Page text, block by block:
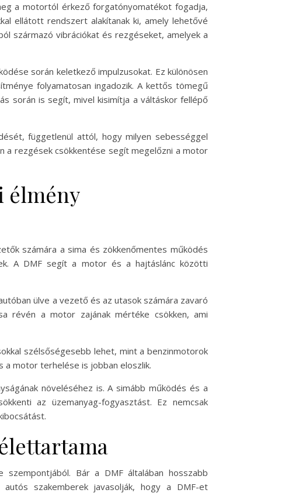
a motortól érkező forgatónyomatékot fogadja,
ellátott rendszert alakítanak ki, amely lehetővé
származó vibrációkat és rezgéseket, amelyek a
során keletkező impulzusokat. Ez különösen
folyamatosan ingadozik. A kettős tömegű
során is segít, mivel kisimítja a váltáskor fellépő
függetlenül attól, hogy milyen sebességgel
a rezgések csökkentése segít megelőzni a motor
élmény
számára a sima és zökkenőmentes működés
A DMF segít a motor és a hajtáslánc közötti
ülve a vezető és az utasok számára zavaró
révén a motor zajának mértéke csökken, ami
szélsőségesebb lehet, mint a benzinmotorok
a motor terhelése is jobban eloszlik.
növeléséhez is. A simább működés és a
az üzemanyag-fogyasztást. Ez nemcsak
Bár a DMF általában hosszabb
szakemberek javasolják, hogy a DMF-et